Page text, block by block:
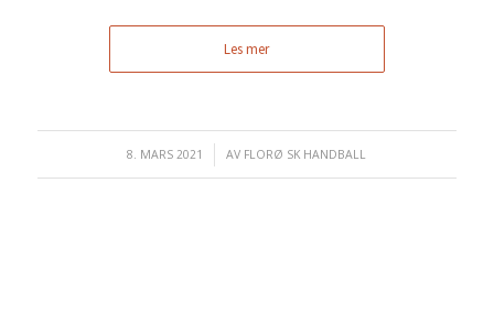
Les mer
8. MARS 2021
/ AV FLORØ SK HANDBALL